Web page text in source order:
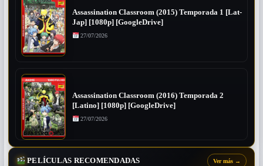
Assassination Classroom (2015) Temporada 1 [Lat-
Jap] [1080p] [GoogleDrive]
27/07/2026
Assassination Classroom (2016) Temporada 2
[Latino] [1080p] [GoogleDrive]
27/07/2026
PELÍCULAS RECOMENDADAS Ver más →